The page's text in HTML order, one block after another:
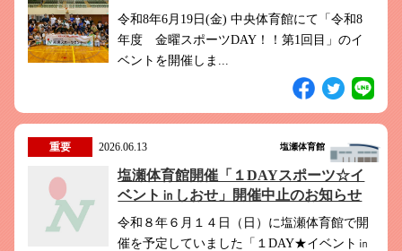
令和8年6月19日(金) 中央体育館にて「令和8
年度 金曜スポーツDAY！！第1回目」のイ
ベントを開催しま...
重要 2026.06.13 塩瀬体育館
塩瀬体育館開催「１DAYスポーツ☆イ
ベント㏌しおせ」開催中止のお知らせ
令和８年６月１４日（日）に塩瀬体育館で開
催を予定していました「１DAY★イベント㏌